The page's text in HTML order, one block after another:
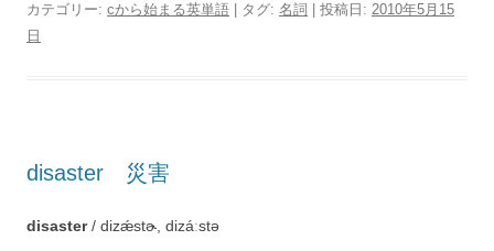
カテゴリー: cから始まる英単語 | タグ: 名詞 | 投稿日: 2010年5月15
日
disaster 災害
disaster/ dizǽstɚ, dizáːstə